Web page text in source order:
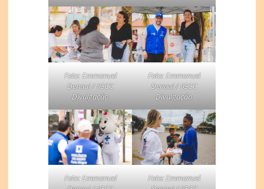
Foto: Emmanuel
Denaui / IGCC
Divulgação
Foto: Emmanuel
Denaui / IGCC
Divulgação
Foto: Emmanuel
Foto: Emmanuel